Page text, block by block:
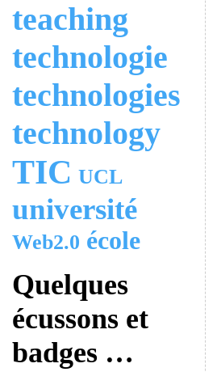
teaching
technologie
technologies
technology
TIC UCL
université
Web2.0 école
Quelques
écussons et
badges …